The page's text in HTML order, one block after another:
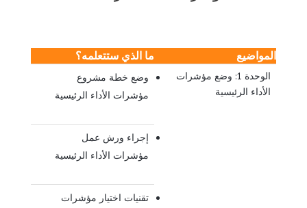
المواضيع ما الذي ستتعلمه؟
الوحدة 1: وضع مؤشرات
الأداء الرئيسية
وضع خطة مشروع
مؤشرات الأداء الرئيسية
إجراء ورش عمل
مؤشرات الأداء الرئيسية
تقنيات اختيار مؤشرات